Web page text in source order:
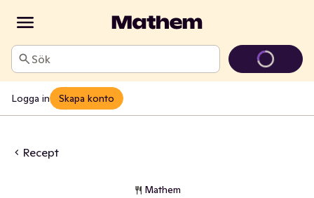
Sök
Logga in Skapa konto
Recept
Mathem